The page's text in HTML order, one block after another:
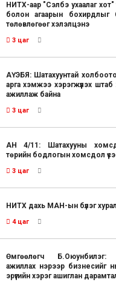
НИТХ-аар "Сэлбэ ухаалаг хот"
болон агаарын бохирдлыг
төлөвлөгөөг хэлэлцэнэ
3 цаг
АҮЭБЯ: Шатахуунтай
арга хэмжээ хэрэгжүүлэх штаб
ажиллаж байна
3 цаг
АН 4/11: Шатахууны
төрийн бодлогын хомсдол
3 цаг
НИТХ дахь МАН-ын бүлэг
4 цаг
Өмгөөлөгч Б.Оюунбилэг:
ажиллах нэрээр бизнесийг
эрүүгийн хэрэг ашиглан